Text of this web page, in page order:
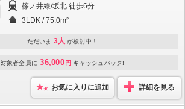
篠ノ井線/坂北 徒歩6分
3LDK / 75.0m²
ただいま 3人 が検討中！
対象者全員に 36,000 円 キャッシュバック!
お気に入りに追加 詳細を見る